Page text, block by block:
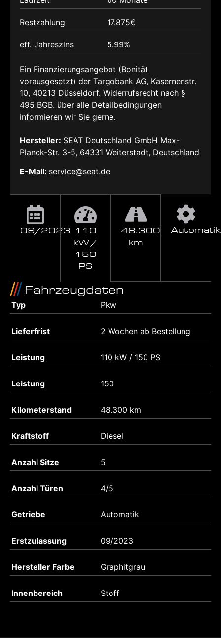
09/2023 110
kW /
150
PS
48.300
km
Automatik
Fahrzeugdaten
Typ Pkw
Lieferfrist 2 Wochen ab Bestellung
Leistung 110 kW / 150 PS
Leistung 150
Kilometerstand 48.300 km
Kraftstoff Diesel
Anzahl Sitze 5
Anzahl Türen 4/5
Getriebe Automatik
Erstzulassung 09/2023
Hersteller Farbe Graphitgrau
Innenbereich Stoff
Restzahlung 17.875€
eff. Jahreszins 5.99%
Ein Finanzierungsangebot (Bonität
vorausgesetzt) der Targobank AG, Kasernenstr.
10, 40213 Düsseldorf. Widerrufsrecht nach §
495 BGB. über alle Detailbedingungen
informieren wir Sie gerne.
Hersteller: SEAT Deutschland GmbH Max-
Planck-Str. 3-5, 64331 Weiterstadt, Deutschland
E-Mail: service@seat.de